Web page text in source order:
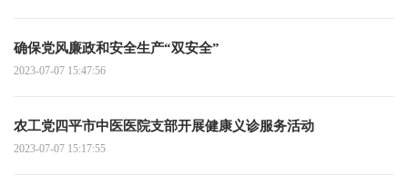
确保党风廉政和安全生产“双安全”
2023-07-07 15:47:56
农工党四平市中医医院支部开展健康义诊服务活动
2023-07-07 15:17:55